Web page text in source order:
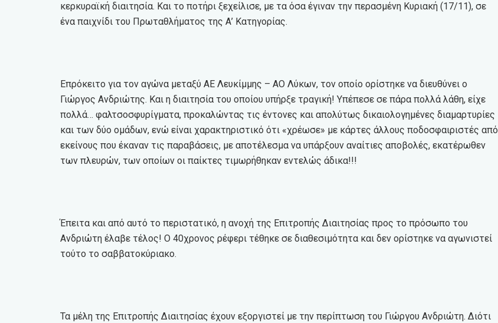
κερκυραϊκή διαιτησία. Και το ποτήρι ξεχείλισε, με τα όσα έγιναν την περασμένη Κυριακή (17/11), σε
ένα παιχνίδι του Πρωταθλήματος της Α’ Κατηγορίας.
Επρόκειτο για τον αγώνα μεταξύ ΑΕ Λευκίμμης – ΑΟ Λύκων, τον οποίο ορίστηκε να διευθύνει ο
Γιώργος Ανδριώτης. Και η διαιτησία του οποίου υπήρξε τραγική! Υπέπεσε σε πάρα πολλά λάθη, είχε
πολλά… φαλτσοσφυρίγματα, προκαλώντας τις έντονες και απολύτως δικαιολογημένες διαμαρτυρίες
και των δύο ομάδων, ενώ είναι χαρακτηριστικό ότι «χρέωσε» με κάρτες άλλους ποδοσφαιριστές από
εκείνους που έκαναν τις παραβάσεις, με αποτέλεσμα να υπάρξουν αναίτιες αποβολές, εκατέρωθεν
των πλευρών, των οποίων οι παίκτες τιμωρήθηκαν εντελώς άδικα!!!
Έπειτα και από αυτό το περιστατικό, η ανοχή της Επιτροπής Διαιτησίας προς το πρόσωπο του
Ανδριώτη έλαβε τέλος! Ο 40χρονος ρέφερι τέθηκε σε διαθεσιμότητα και δεν ορίστηκε να αγωνιστεί
τούτο το σαββατοκύριακο.
Τα μέλη της Επιτροπής Διαιτησίας έχουν εξοργιστεί με την περίπτωση του Γιώργου Ανδριώτη. Διότι